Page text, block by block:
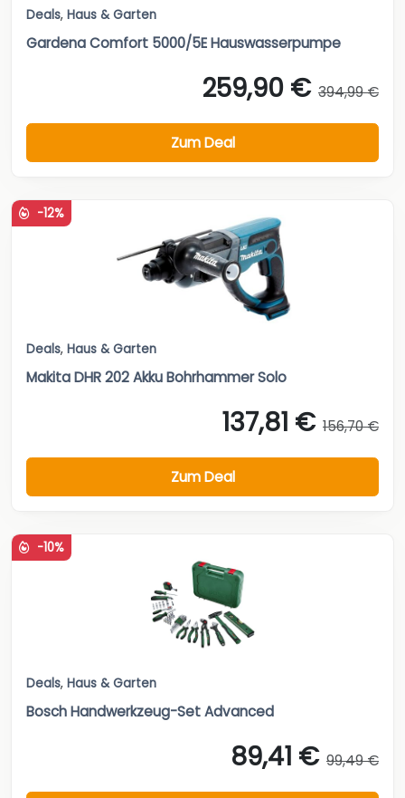
Deals, Haus & Garten
Gardena Comfort 5000/5E Hauswasserpumpe
259,90 € 394,99 €
Zum Deal
-12%
Deals, Haus & Garten
Makita DHR 202 Akku Bohrhammer Solo
137,81 € 156,70 €
Zum Deal
-10%
Deals, Haus & Garten
Bosch Handwerkzeug-Set Advanced
89,41 € 99,49 €